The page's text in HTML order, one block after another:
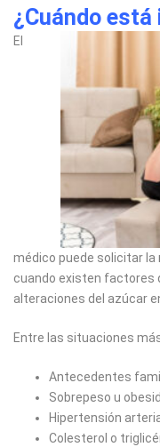
¿Cuándo
El
médico puede solicitar la
cuando existen factores
alteraciones del azúcar
Entre las situaciones
Antecedentes
Sobrepeso u
Hipertensión
Colesterol o